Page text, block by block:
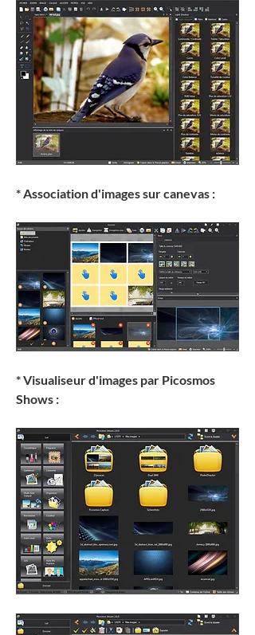
* Association d'images sur canevas :
* Visualiseur d'images par Picosmos
Shows :